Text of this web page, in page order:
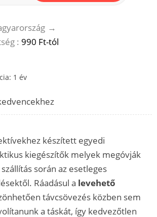
→
: 990 Ft-tól
1 év
készített egyedi
kiegészítők melyek megóvják
során az esetleges
Ráadásul a levehető
távcsövezés közben sem
a táskát, így kedvezőtlen